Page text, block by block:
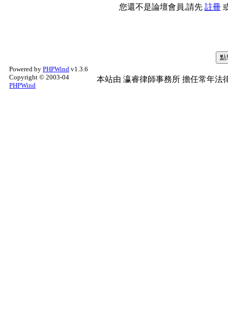
您還不是論壇會員,請先 註冊
Powered by PHPWind v1.3.6
Copyright © 2003-04
PHPWind
本站由 瀛睿律師事務所 擔任常年法